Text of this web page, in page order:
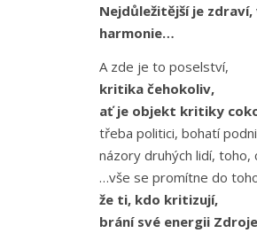
Nejdůležitější je
harmonie…
A zde je to poselství,
kritika čehokoliv,
ať je objekt kritiky
třeba politici, bohatí
názory druhých lidí, toho,
…vše se promítne do
že ti, kdo kritizují,
brání své energii